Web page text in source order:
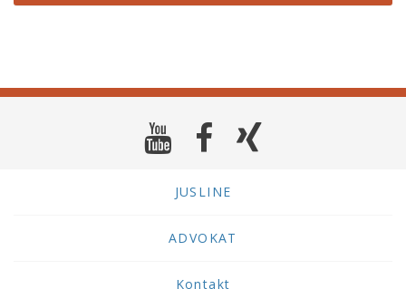
JUSLINE
ADVOKAT
Kontakt